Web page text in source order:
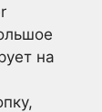
на